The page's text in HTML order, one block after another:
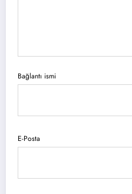
Bağlantı ismi
E-Posta